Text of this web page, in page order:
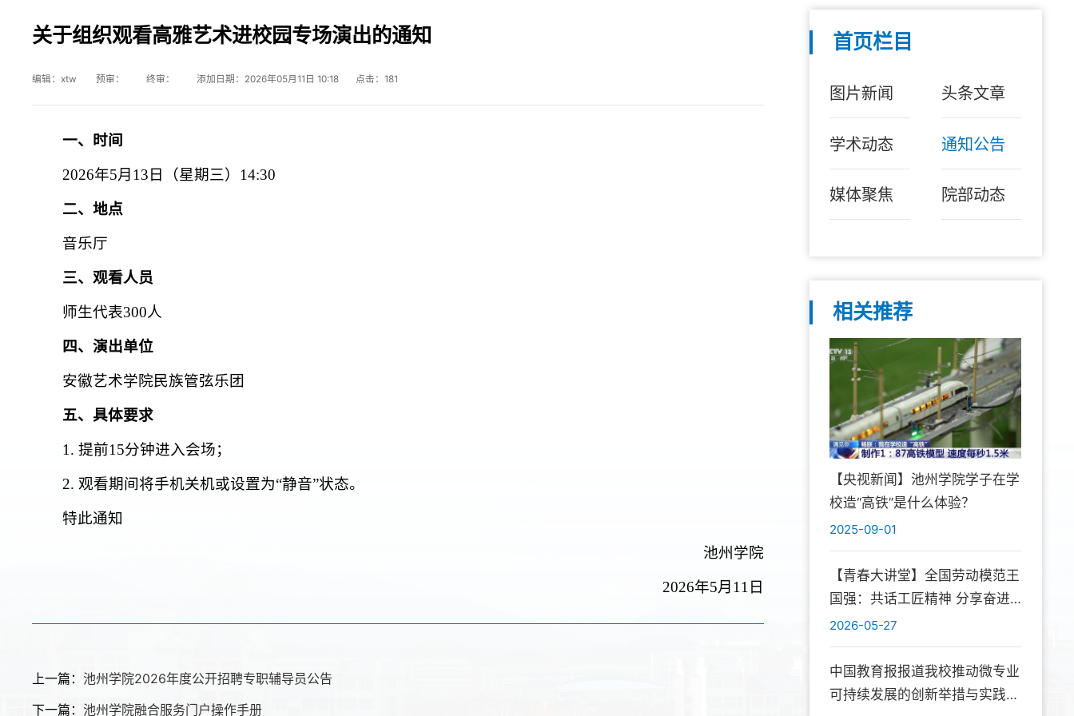
关于组织观看高雅艺术进校园专场演出的通知
编辑：xtw 预审： 终审： 添加日期：2026年05月11日 10:18 点击：181
一、时间
2026年5月13日（星期三）14:30
二、地点
音乐厅
三、观看人员
师生代表300人
四、演出单位
安徽艺术学院民族管弦乐团
五、具体要求
1. 提前15分钟进入会场；
2. 观看期间将手机关机或设置为“静音”状态。
特此通知
池州学院
2026年5月11日
上一篇：池州学院2026年度公开招聘专职辅导员公告
下一篇：池州学院融合服务门户操作手册
首页栏目
图片新闻 头条文章
学术动态 通知公告
媒体聚焦 院部动态
相关推荐
【央视新闻】池州学院学子在学
校造“高铁”是什么体验？
2025-09-01
【青春大讲堂】全国劳动模范王
国强：共话工匠精神 分享奋进
初心
2026-05-27
中国教育报报道我校推动微专业
可持续发展的创新举措与实践成